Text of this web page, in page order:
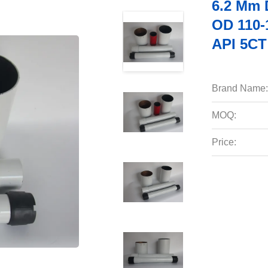
6.2 Mm
OD
API 5CT
Brand Name:
MOQ:
Price: